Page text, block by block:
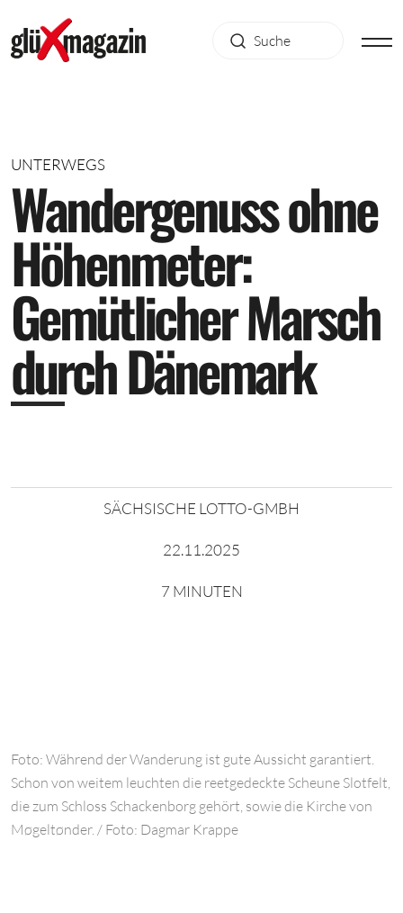
UNTERWEGS
Wandergenussohne
Höhenmeter:
GemütlicherMarsch
durchDänemark
SÄCHSISCHE LOTTO-GMBH
22.11.2025
7 MINUTEN
Foto: Während der Wanderung ist gute Aussicht garantiert.
Schon von weitem leuchten die reetgedeckte Scheune Slotfelt,
die zum Schloss Schackenborg gehört, sowie die Kirche von
Møgeltønder. / Foto: Dagmar Krappe